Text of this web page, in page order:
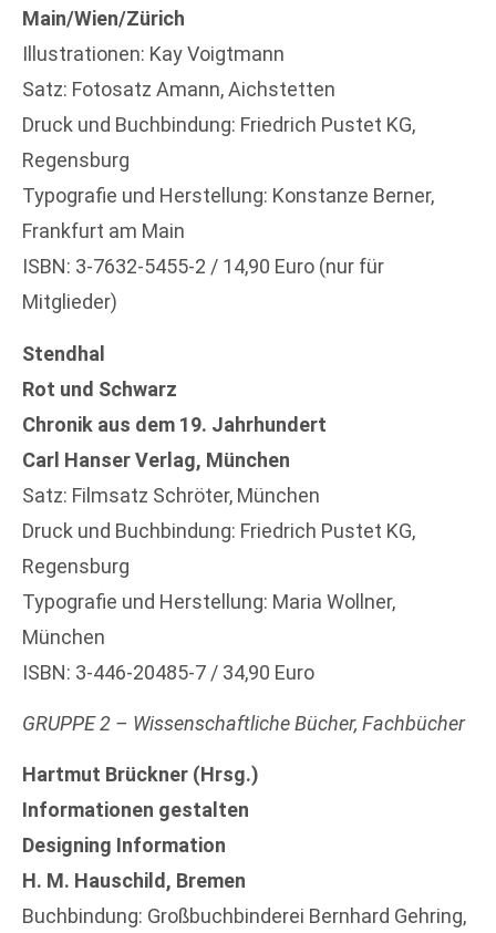
Main/Wien/Zürich
Illustrationen: Kay Voigtmann
Satz: Fotosatz Amann, Aichstetten
Druck und Buchbindung: Friedrich Pustet KG,
Regensburg
Typografie und Herstellung: Konstanze Berner,
Frankfurt am Main
ISBN: 3-7632-5455-2 / 14,90 Euro (nur für
Mitglieder)
Stendhal
Rot und Schwarz
Chronik aus dem 19. Jahrhundert
Carl Hanser Verlag, München
Satz: Filmsatz Schröter, München
Druck und Buchbindung: Friedrich Pustet KG,
Regensburg
Typografie und Herstellung: Maria Wollner,
München
ISBN: 3-446-20485-7 / 34,90 Euro
GRUPPE 2 – Wissenschaftliche Bücher, Fachbücher
Hartmut Brückner (Hrsg.)
Informationen gestalten
Designing Information
H. M. Hauschild, Bremen
Buchbindung: Großbuchbinderei Bernhard Gehring,